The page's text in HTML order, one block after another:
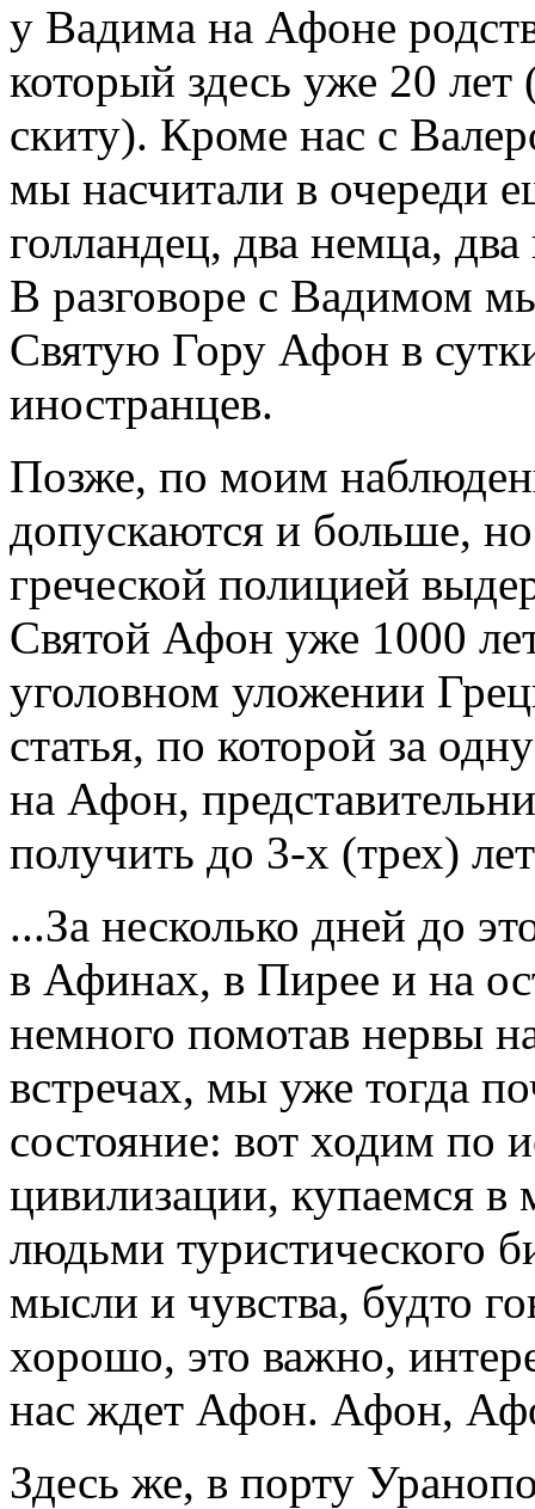
у Вадима на Афоне
который здесь уже 20
скиту). Кроме нас с
мы насчитали в очереди
голландец, два немца,
В разговоре с Вадимом
Святую Гору Афон в
иностранцев.
Позже, по моим
допускаются и больше,
греческой полицией
Святой Афон уже 1000
уголовном уложении
статья, по которой за
на Афон,
получить до 3-х (трех)
...За несколько дней до
в Афинах, в Пирее и на
немного помотав нервы
встречах, мы уже тогда
состояние: вот ходим по
цивилизации, купаемся в
людьми туристического
мысли и чувства, будто
хорошо, это важно,
нас ждет Афон. Афон,
Здесь же, в порту